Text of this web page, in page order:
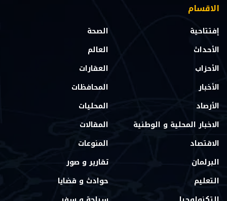
الاقسام
إفتتاحية
الأحداث
الأحزاب
الأخبار
الأرصاد
الاخبار المحلية و الوطنية
الاقتصاد
البرلمان
التعليم
الصحة
العالم
العقارات
المحافظات
المحليات
المقالات
المنوعات
تقارير و صور
حوادث و قضايا